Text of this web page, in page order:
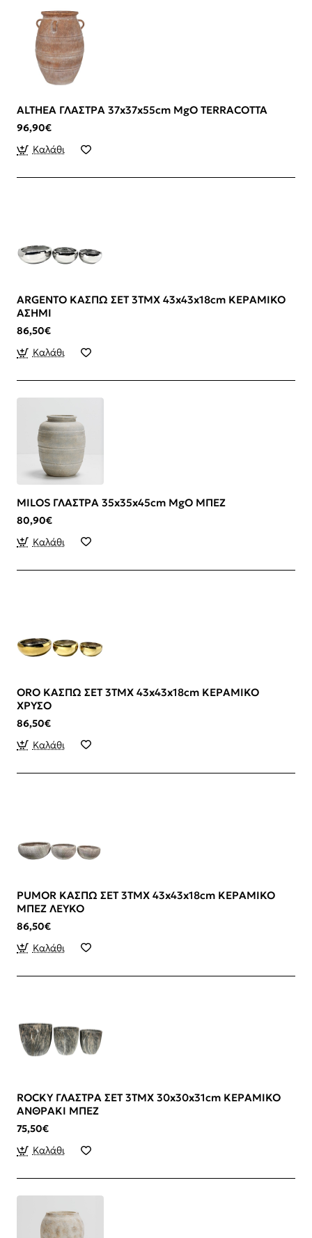
ALTHEA ΓΛΑΣΤΡΑ 37x37x55cm MgO TERRACOTTA
96,90€
Καλάθι
ARGENTO ΚΑΣΠΩ ΣΕΤ 3ΤΜΧ 43x43x18cm ΚΕΡΑΜΙΚΟ
ΑΣΗΜΙ
86,50€
Καλάθι
MILOS ΓΛΑΣΤΡΑ 35x35x45cm MgO ΜΠΕΖ
80,90€
Καλάθι
ORO ΚΑΣΠΩ ΣΕΤ 3ΤΜΧ 43x43x18cm ΚΕΡΑΜΙΚΟ
ΧΡΥΣΟ
86,50€
Καλάθι
PUMOR ΚΑΣΠΩ ΣΕΤ 3ΤΜΧ 43x43x18cm ΚΕΡΑΜΙΚΟ
ΜΠΕΖ ΛΕΥΚΟ
86,50€
Καλάθι
ROCKY ΓΛΑΣΤΡΑ ΣΕΤ 3ΤΜΧ 30x30x31cm ΚΕΡΑΜΙΚΟ
ΑΝΘΡΑΚΙ ΜΠΕΖ
75,50€
Καλάθι